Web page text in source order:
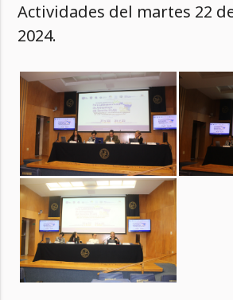
Actividades del martes 22
2024.